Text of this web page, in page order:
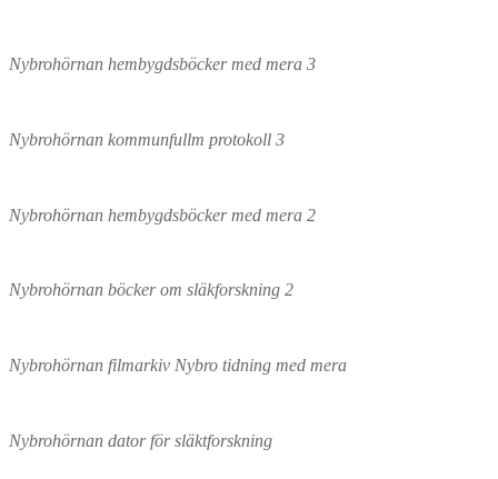
Nybrohörnan hembygdsböcker med mera 3
Nybrohörnan kommunfullm protokoll 3
Nybrohörnan hembygdsböcker med mera 2
Nybrohörnan böcker om släkforskning 2
Nybrohörnan filmarkiv Nybro tidning med mera
Nybrohörnan dator för släktforskning